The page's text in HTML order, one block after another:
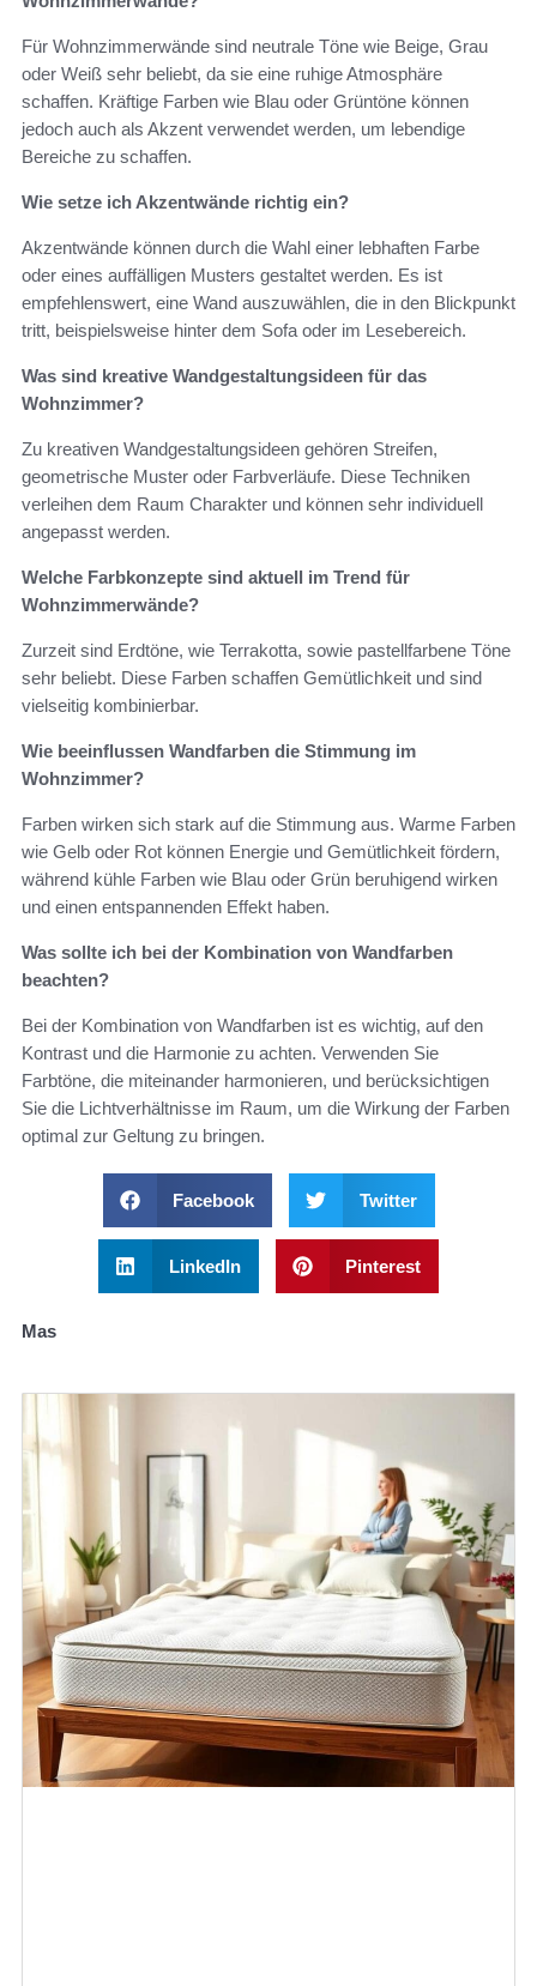
Für Wohnzimmerwände sind neutrale Töne wie Beige, Grau
oder Weiß sehr beliebt, da sie eine ruhige Atmosphäre
schaffen. Kräftige Farben wie Blau oder Grüntöne können
jedoch auch als Akzent verwendet werden, um lebendige
Bereiche zu schaffen.
Wie setze ich Akzentwände richtig ein?
Akzentwände können durch die Wahl einer lebhaften Farbe
oder eines auffälligen Musters gestaltet werden. Es ist
empfehlenswert, eine Wand auszuwählen, die in den Blickpunkt
tritt, beispielsweise hinter dem Sofa oder im Lesebereich.
Was sind kreative Wandgestaltungsideen für das
Wohnzimmer?
Zu kreativen Wandgestaltungsideen gehören Streifen,
geometrische Muster oder Farbverläufe. Diese Techniken
verleihen dem Raum Charakter und können sehr individuell
angepasst werden.
Welche Farbkonzepte sind aktuell im Trend für
Wohnzimmerwände?
Zurzeit sind Erdtöne, wie Terrakotta, sowie pastellfarbene Töne
sehr beliebt. Diese Farben schaffen Gemütlichkeit und sind
vielseitig kombinierbar.
Wie beeinflussen Wandfarben die Stimmung im
Wohnzimmer?
Farben wirken sich stark auf die Stimmung aus. Warme Farben
wie Gelb oder Rot können Energie und Gemütlichkeit fördern,
während kühle Farben wie Blau oder Grün beruhigend wirken
und einen entspannenden Effekt haben.
Was sollte ich bei der Kombination von Wandfarben
beachten?
Bei der Kombination von Wandfarben ist es wichtig, auf den
Kontrast und die Harmonie zu achten. Verwenden Sie
Farbtöne, die miteinander harmonieren, und berücksichtigen
Sie die Lichtverhältnisse im Raum, um die Wirkung der Farben
optimal zur Geltung zu bringen.
Facebook Twitter
LinkedIn Pinterest
Mas